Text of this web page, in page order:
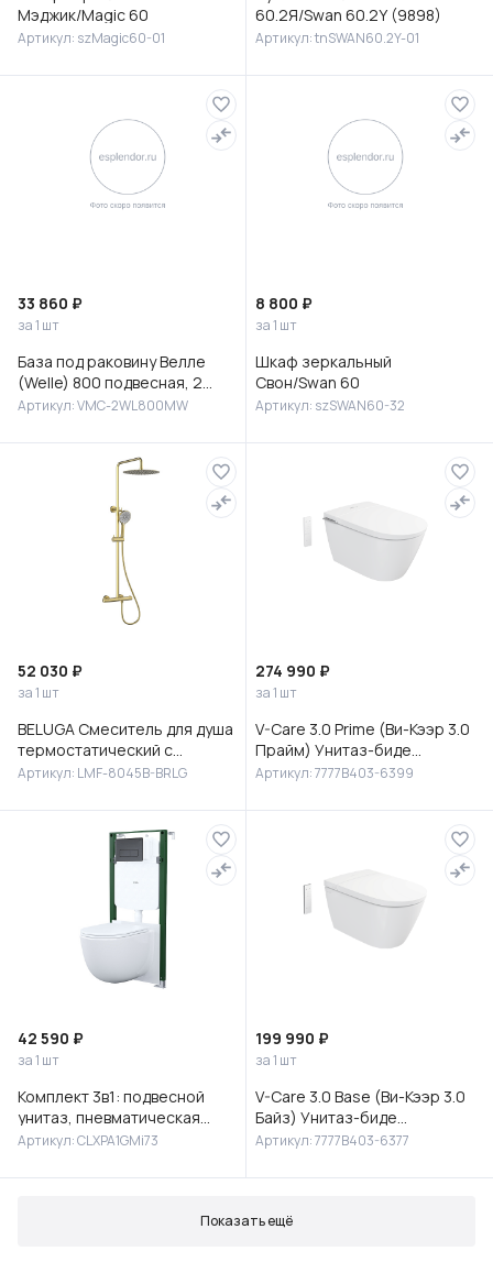
Мэджик/Magic 60
Артикул: szMagic60-01
60.2Я/Swan 60.2Y (9898)
Артикул: tnSWAN60.2Y-01
33 860 ₽
за 1 шт
База под раковину Велле
(Welle) 800 подвесная, 2
выкатных ящика микролифт,
Артикул: VMC-2WL800MW
8 800 ₽
за 1 шт
Шкаф зеркальный
Свон/Swan 60
Артикул: szSWAN60-32
52 030 ₽
за 1 шт
BELUGA Смеситель для душа
термостатический с
верхней лейкой 30 см
8045B-BRLG
Артикул: LMF-8045B-BRLG
274 990 ₽
за 1 шт
V-Care 3.0 Prime (Ви-Кээр 3.0
Прайм) Унитаз-биде
подвесной, 7777B403-6399
Артикул: 7777B403-6399
42 590 ₽
за 1 шт
Комплект 3в1: подвесной
унитаз, пневматическая
инсталляция и клавиша
IDD
Артикул: CLXPA1GMi73
199 990 ₽
за 1 шт
V-Care 3.0 Base (Ви-Кээр 3.0
Байз) Унитаз-биде
подвесной, 7777B403-6377
Артикул: 7777B403-6377
Показать ещё